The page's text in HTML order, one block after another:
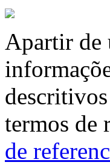
Apartir de
termos de
de